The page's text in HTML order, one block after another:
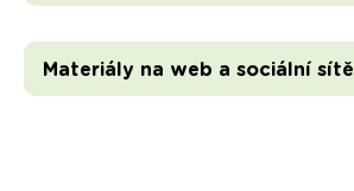
Materiály na web a sociální sítě